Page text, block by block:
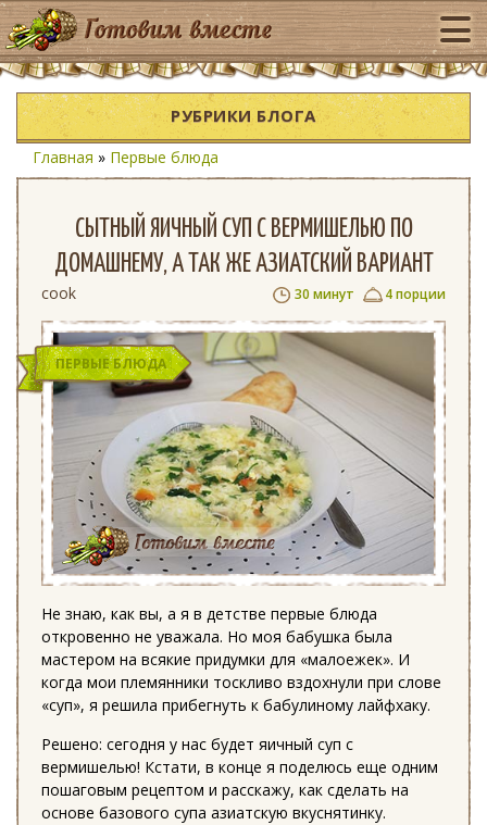
РУБРИКИ БЛОГА
Главная » Первые блюда
СЫТНЫЙ ЯИЧНЫЙ СУП С ВЕРМИШЕЛЬЮ ПО
ДОМАШНЕМУ, А ТАК ЖЕ АЗИАТСКИЙ ВАРИАНТ
cook 30 минут 4 порции
ПЕРВЫЕ БЛЮДА
Не знаю, как вы, а я в детстве первые блюда
откровенно не уважала. Но моя бабушка была
мастером на всякие придумки для «малоежек». И
когда мои племянники тоскливо вздохнули при слове
«суп», я решила прибегнуть к бабулиному лайфхаку.
Решено: сегодня у нас будет яичный суп с
вермишелью! Кстати, в конце я поделюсь еще одним
пошаговым рецептом и расскажу, как сделать на
основе базового супа азиатскую вкуснятинку.